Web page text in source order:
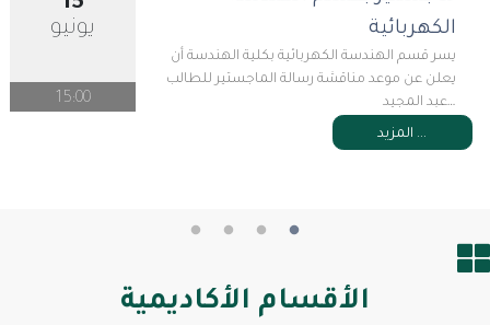
يونيو
15:00
الكهربائية
يسر قسم الهندسة الكهربائية بكلية الهندسة أن
يعلن عن موعد مناقشة رسالة الماجستير للطالب
الأقسام الأكاديمية